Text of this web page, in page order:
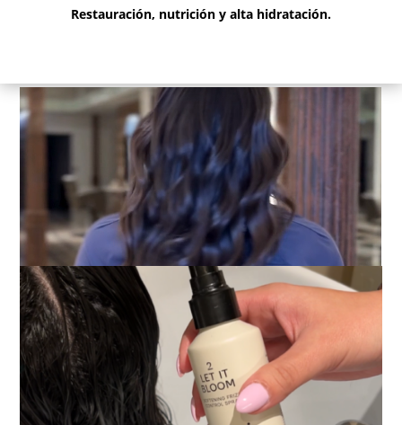
Restauración, nutrición y alta hidratación.